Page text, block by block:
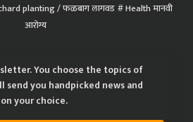
planting / फळबाग लागवड Health मानवी
आरोग्य
You choose the topics of
you handpicked news and
your choice.